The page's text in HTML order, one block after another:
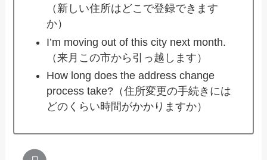
（新しい住所はどこで登録できます
か）
I’m moving out of this city next month.
（来月この市から引っ越します）
How long does the address change
process take?（住所変更の手続きには
どのくらい時間がかかりますか）